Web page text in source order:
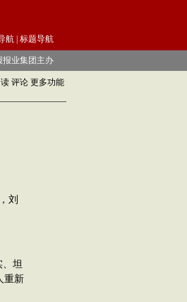
航 标题导航
报业集团主办
评论 更多功能
刘
坦
重新